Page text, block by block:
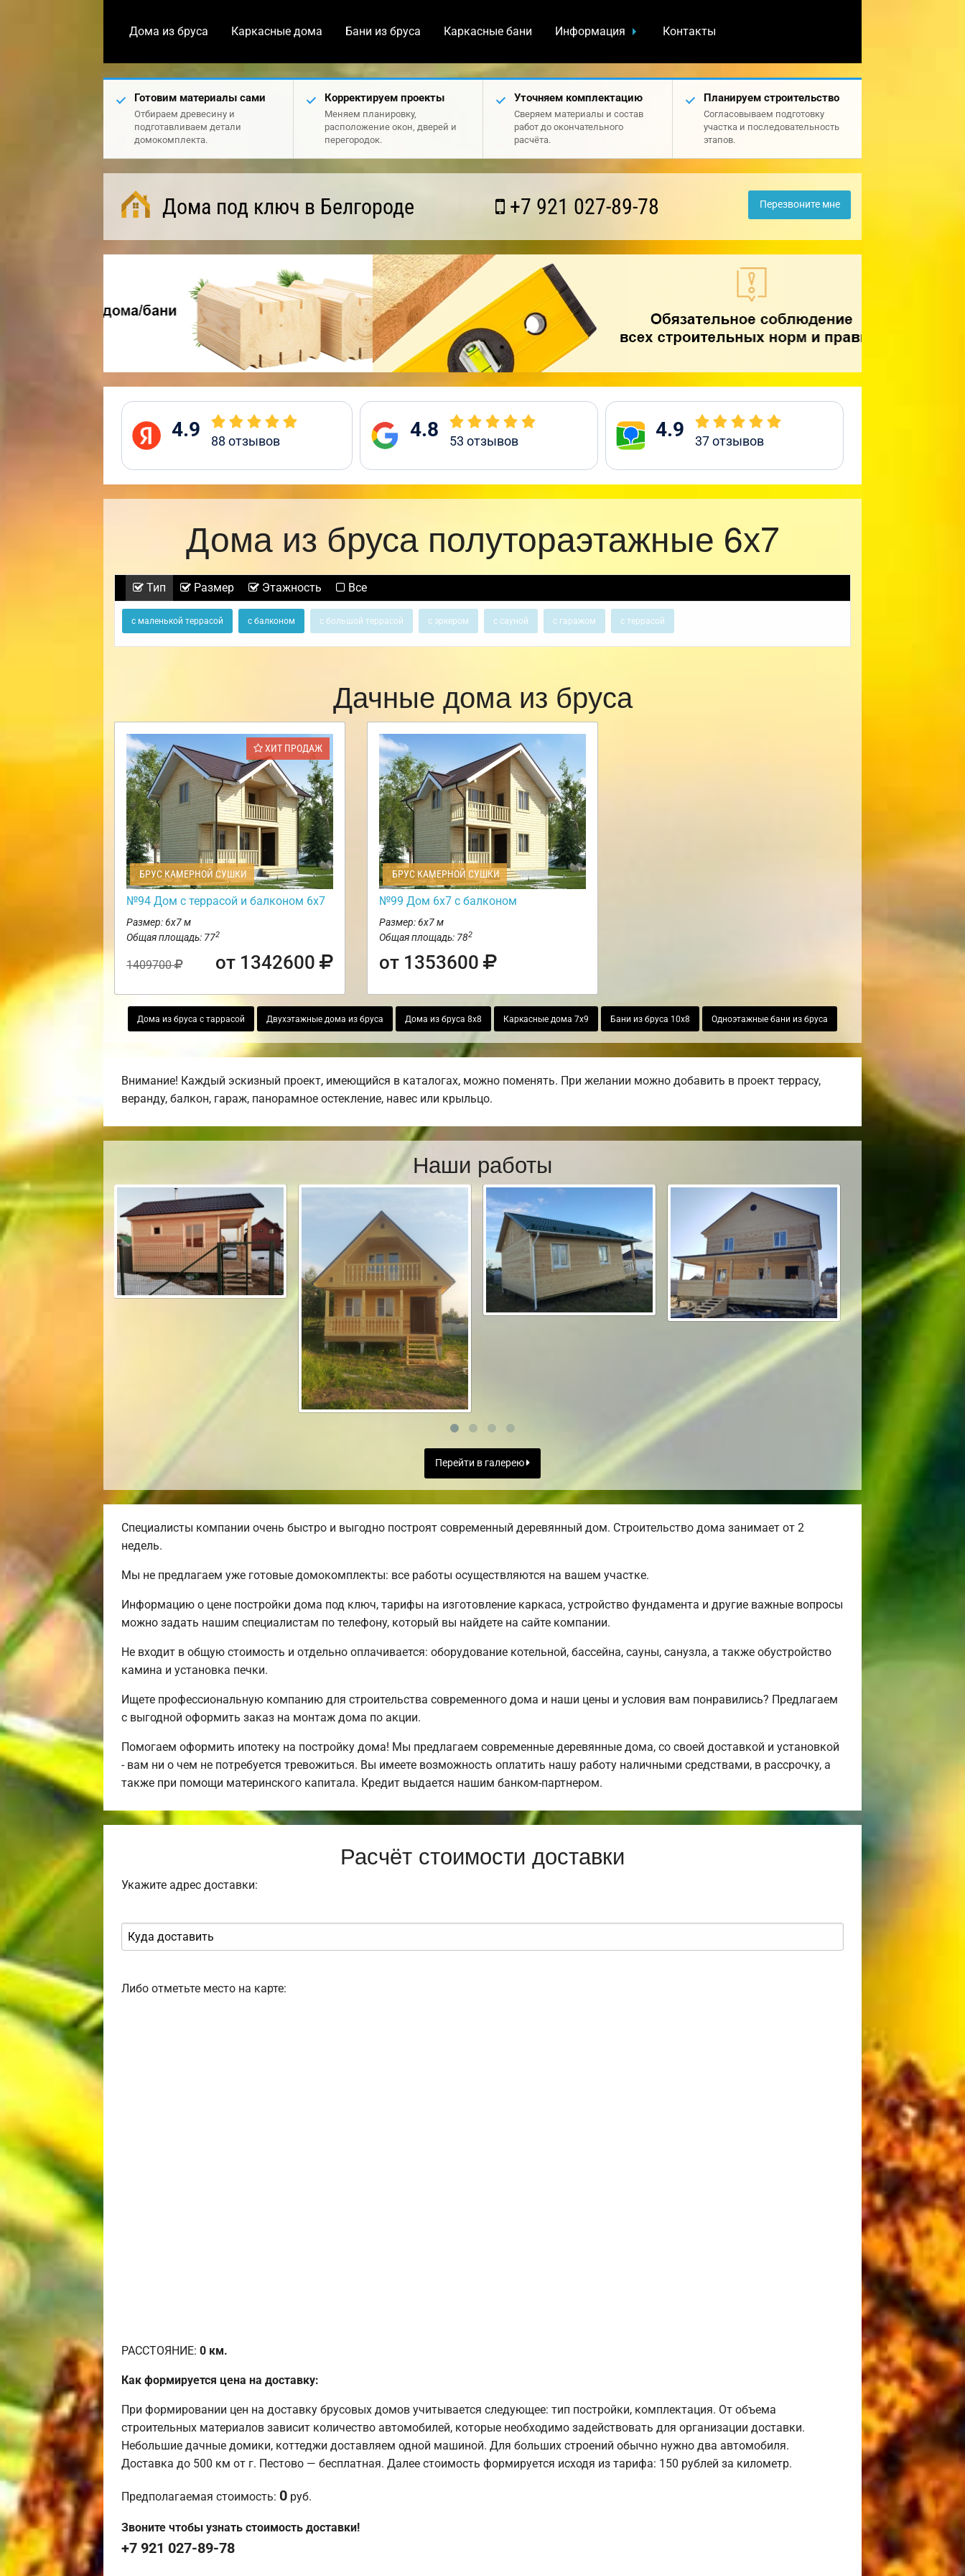
Дома из бруса Каркасные дома Бани из бруса Каркасные бани Информация Контакты
Готовим материалы сами
Отбираем древесину и
подготавливаем детали
домокомплекта.
Корректируем проекты
Меняем планировку,
расположение окон, дверей и
перегородок.
Уточняем комплектацию
Сверяем материалы и состав
работ до окончательного
расчёта.
Планируем строительство
Согласовываем подготовку
участка и последовательность
этапов.
Дома под ключ в Белгороде +7 921 027-89-78 Перезвоните мне
4.9 88 отзывов 4.8 53 отзывов 4.9 37отзывов
Дома из бруса полутораэтажные 6х7
Тип Размер Этажность Все
с маленькой террасой с балконом с большой террасой с эркером с сауной с гаражом с террасой
Дачные дома из бруса
ХИТ ПРОДАЖ
БРУС КАМЕРНОЙ СУШКИ
№94 Дом с террасой и балконом 6х7
Размер: 6х7 м
Общая площадь: 772
1409700 от 1342600
БРУС КАМЕРНОЙ СУШКИ
№99 Дом 6х7 с балконом
Размер: 6х7 м
Общая площадь: 782
от 1353600
Дома из бруса с таррасой Двухэтажные дома из бруса Дома из бруса 8х8 Каркасные дома 7х9 Бани из бруса 10х8 Одноэтажные бани из бруса
Внимание! Каждый эскизный проект, имеющийся в каталогах, можно поменять. При желании можно добавить в проект террасу,
веранду, балкон, гараж, панорамное остекление, навес или крыльцо.
Наши работы
Перейти в галерею
Специалисты компании очень быстро и выгодно построят современный деревянный дом. Строительство дома занимает от 2
недель.
Мы не предлагаем уже готовые домокомплекты: все работы осуществляются на вашем участке.
Информацию о цене постройки дома под ключ, тарифы на изготовление каркаса, устройство фундамента и другие важные вопросы
можно задать нашим специалистам по телефону, который вы найдете на сайте компании.
Не входит в общую стоимость и отдельно оплачивается: оборудование котельной, бассейна, сауны, санузла, а также обустройство
камина и установка печки.
Ищете профессиональную компанию для строительства современного дома и наши цены и условия вам понравились? Предлагаем
с выгодной оформить заказ на монтаж дома по акции.
Помогаем оформить ипотеку на постройку дома! Мы предлагаем современные деревянные дома, со своей доставкой и установкой
- вам ни о чем не потребуется тревожиться. Вы имеете возможность оплатить нашу работу наличными средствами, в рассрочку, а
также при помощи материнского капитала. Кредит выдается нашим банком-партнером.
Расчёт стоимости доставки
Укажите адрес доставки:
Либо отметьте место на карте:
РАССТОЯНИЕ: 0 км.
Как формируется цена на доставку:
При формировании цен на доставку брусовых домов учитывается следующее: тип постройки, комплектация. От объема
строительных материалов зависит количество автомобилей, которые необходимо задействовать для организации доставки.
Небольшие дачные домики, коттеджи доставляем одной машиной. Для больших строений обычно нужно два автомобиля.
Доставка до 500 км от г. Пестово — бесплатная. Далее стоимость формируется исходя из тарифа: 150 рублей за километр.
Предполагаемая стоимость: 0 руб.
Звоните чтобы узнать стоимость доставки!
+7 921 027-89-78